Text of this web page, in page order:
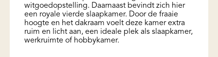
witgoedopstelling. Daarnaast bevindt zich hier
een royale vierde slaapkamer. Door de fraaie
hoogte en het dakraam voelt deze kamer extra
ruim en licht aan, een ideale plek als slaapkamer,
werkruimte of hobbykamer.